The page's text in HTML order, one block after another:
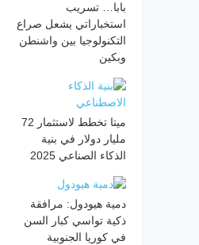
بابا… تسريب
استخباراتي يشعل صراع
التكنولوجيا بين واشنطن
وبكين
ميتا تخطط لاستثمار 72
مليار دولار في بنية
الذكاء الصناعي 2025
دمية هيودول: مرافقة
ذكية تواسي كبار السن
في كوريا الجنوبية